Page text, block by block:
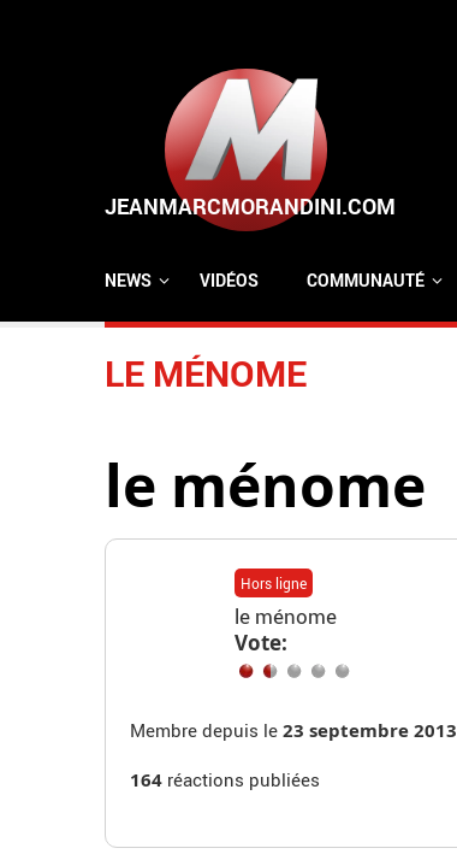
NEWS VIDÉOS COMMUNAUTÉ
LE MÉNOME
le ménome
Hors ligne
le ménome
Vote:
Membre depuis le 23 septembre 2013
164 réactions publiées